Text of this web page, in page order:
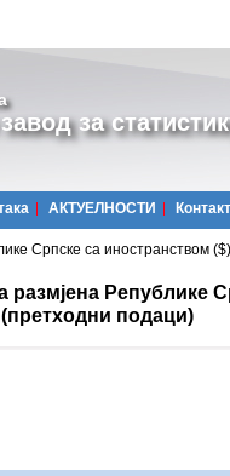
за
АКТУЕЛНОСТИ Контакт
Српске са иностранством
размјена Републике
(претходни подаци)